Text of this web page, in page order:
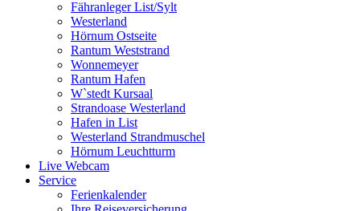
Fähranleger List/Sylt
Westerland
Hörnum Ostseite
Rantum Weststrand
Wonnemeyer
Rantum Hafen
W`stedt Kursaal
Strandoase Westerland
Hafen in List
Westerland Strandmuschel
Hörnum Leuchtturm
Live Webcam
Service
Ferienkalender